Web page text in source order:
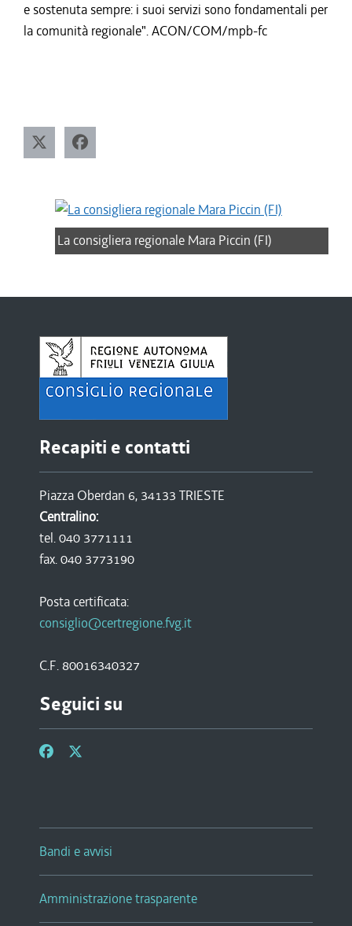
e sostenuta sempre: i suoi servizi sono fondamentali per
la comunità regionale". ACON/COM/mpb-fc
La consigliera regionale Mara Piccin (FI)
Recapiti e contatti
Piazza Oberdan 6, 34133 TRIESTE
Centralino:
tel. 040 3771111
fax. 040 3773190
Posta certificata:
consiglio@certregione.fvg.it
C.F. 80016340327
Seguici su
Bandi e avvisi
Amministrazione trasparente